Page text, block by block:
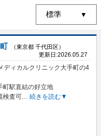
（東京都 千代田区）
更新日:2026.05.27
ディカルクリニック大手町の4
町駅直結の好立地
検査可... 続きを読む▼